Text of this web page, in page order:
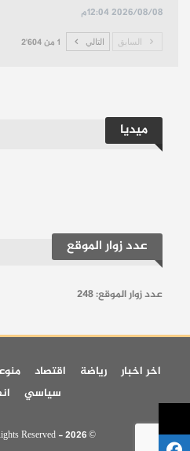
2026/08/08 12:04م
السابق التالي 1 من 2٬604
ميديا
عدد زوار الموقع
عدد زوار الموقع:248
اخر اخبار رياضة اقتصاد
سياسي
© 2026 - Dama Post. All Rights Reserved.